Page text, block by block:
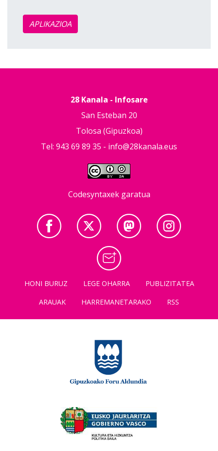
APLIKAZIOA
28 Kanala - Infosare
San Esteban 20
Tolosa (Gipuzkoa)
Tel: 943 69 89 35 - info@28kanala.eus
Codesyntaxek garatua
HONI BURUZ LEGE OHARRA
PUBLIZITATEA
ARAUAK
HARREMANETARAKO RSS